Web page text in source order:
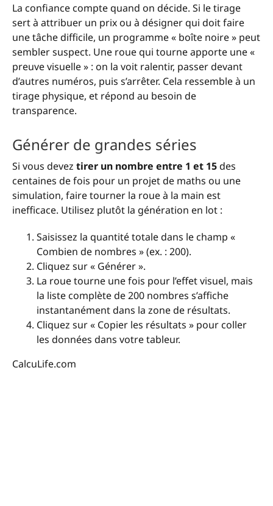
La confiance compte quand on décide. Si le tirage
sert à attribuer un prix ou à désigner qui doit faire
une tâche difficile, un programme « boîte noire » peut
sembler suspect. Une roue qui tourne apporte une «
preuve visuelle » : on la voit ralentir, passer devant
d’autres numéros, puis s’arrêter. Cela ressemble à un
tirage physique, et répond au besoin de
transparence.
Générer de grandes séries
Si vous devez tirer un nombre entre 1 et 15des
centaines de fois pour un projet de maths ou une
simulation, faire tourner la roue à la main est
inefficace. Utilisez plutôt la génération en lot :
Saisissez la quantité totale dans le champ «
Combien de nombres » (ex. : 200).
Cliquez sur « Générer ».
La roue tourne une fois pour l’effet visuel, mais
la liste complète de 200 nombres s’affiche
instantanément dans la zone de résultats.
Cliquez sur « Copier les résultats » pour coller
les données dans votre tableur.
CalcuLife.com